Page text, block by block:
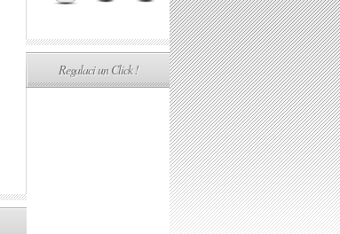
Regalaci un Click !